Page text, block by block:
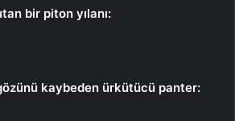
bir piton yılanı:
kaybeden ürkütücü panter: